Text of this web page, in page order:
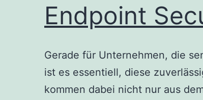
Endpoint
Gerade für Unternehmen, die
ist es essentiell, diese
kommen dabei nicht nur aus